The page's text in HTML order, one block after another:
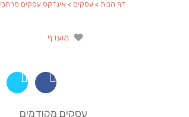
דף הבית > עסקים > אינדקס עסקים מרחבי
מועדף
עסקים מקודמים